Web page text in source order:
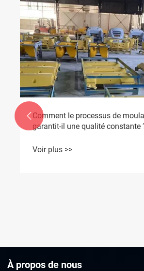
Comment le processus de
garantit-il une qualité constante
standardisées pour l'ajout
Voir plus >>

À propos de nous